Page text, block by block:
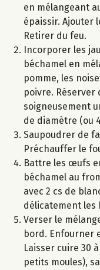
en mélangeant
épaissir. Ajouter
Retirer du feu.
Incorporer les
béchamel en
pomme, les
poivre. Réserver
soigneusement
de diamètre (ou
Saupoudrer de
Préchauffer le
Battre les œufs
béchamel au
avec 2 cs de
délicatement les
Verser le
bord. Enfourner
Laisser cuire 30
petits moules),